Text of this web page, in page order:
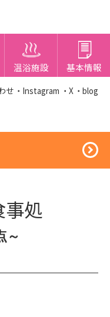
温浴施設 基本情報
せ ・Instagram ・X ・blog
事処
～